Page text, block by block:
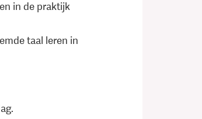
in de praktijk
taal leren in